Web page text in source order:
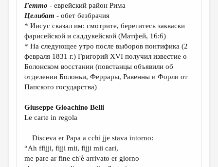
МЕДИА
ВКОНТАКТЕ
Гетто - еврейский район Рима
Целибат - обет безбрачия
* Иисус сказал им: смотрите, берегитесь закваски
фарисейской и саддукeйской (Матфей, 16:6)
* На следующее утро после выборов понтифика (2
февраля 1831 г.) Григорий XVI получил известие о
Болонском восстании (повстанцы объявили об
отделении Болоньи, Феррары, Равенны и Форли от
Папского государства)
Giuseppe Gioachino Belli
Le carte in regola
Disceva er Papa a cchi jje stava intorno:
“Ah ffijji, fijji mii, fijji mii cari,
me pare ar fine ch'è arrivato er giorno